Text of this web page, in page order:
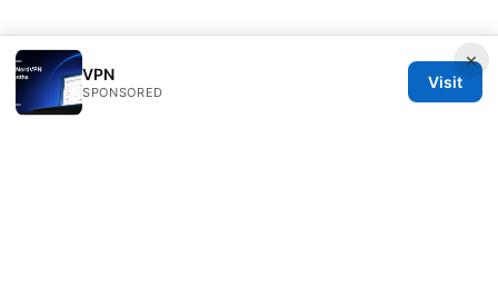
×
VPN
SPONSORED
Visit